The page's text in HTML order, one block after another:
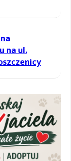
na ul.